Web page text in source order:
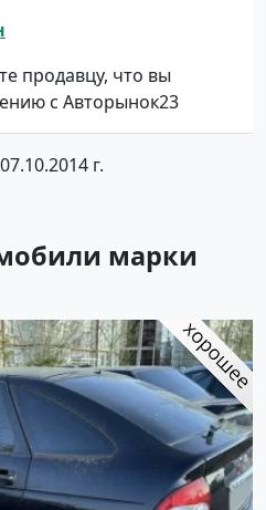
продавцу, что вы
с Авторынок23
г.
марки